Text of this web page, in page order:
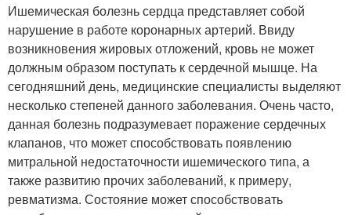
Ишемическая болезнь сердца представляет собой
нарушение в работе коронарных артерий. Ввиду
возникновения жировых отложений, кровь не может
должным образом поступать к сердечной мышце. На
сегодняшний день, медицинские специалисты выделяют
несколько степеней данного заболевания. Очень часто,
данная болезнь подразумевает поражение сердечных
клапанов, что может способствовать появлению
митральной недостаточности ишемического типа, а
также развитию прочих заболеваний, к примеру,
ревматизма. Состояние может способствовать